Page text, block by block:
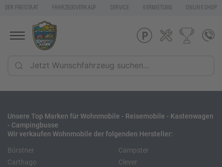
DER FREISTAAT FAHRZEUGVERKAUF SERVICE VERMIETUNG ONLINE SHOP
Unsere Top Marken für Wohnmobile - Reisemobile - Kastenwagen
- Campingbusse
Wir verkaufen Wohnmobile der folgenden Hersteller:
Bürstner
Carthago
Campster
Clever